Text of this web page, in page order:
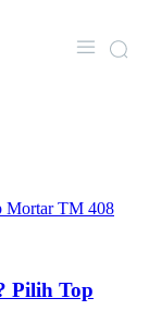
Pilih Top